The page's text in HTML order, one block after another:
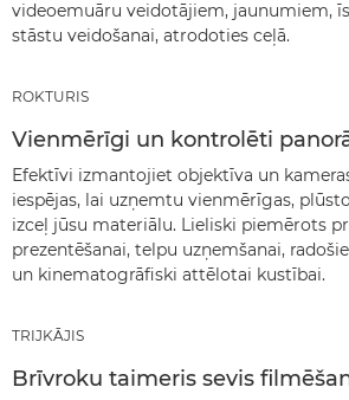
videoemuāru veidotājiem, jaunumiem,
stāstu veidošanai, atrodoties ceļā.
ROKTURIS
Vienmērīgi un kontrolēti
Efektīvi izmantojiet objektīva un
iespējas, lai uzņemtu vienmērīgas,
izceļ jūsu materiālu. Lieliski piemērots
prezentēšanai, telpu uzņemšanai,
un kinematogrāfiski attēlotai kustībai.
TRIJKĀJIS
Brīvroku taimeris sevis